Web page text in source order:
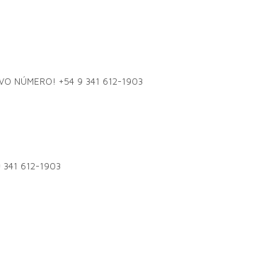
NÚMERO! +54 9 341 612-1903
341 612-1903